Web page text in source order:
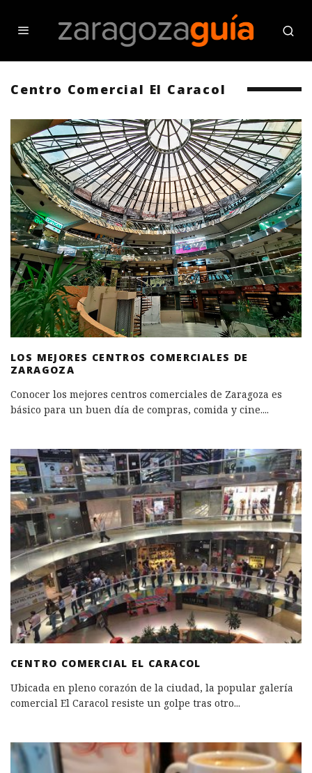
Centro Comercial El Caracol
LOS MEJORES CENTROS COMERCIALES DE
ZARAGOZA
Conocer los mejores centros comerciales de Zaragoza es
básico para un buen día de compras, comida y cine....
CENTRO COMERCIAL EL CARACOL
Ubicada en pleno corazón de la ciudad, la popular galería
comercial El Caracol resiste un golpe tras otro...